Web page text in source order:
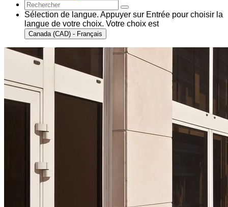
Sélection de langue. Appuyer sur Entrée pour choisir la
langue de votre choix. Votre choix est
Canada (CAD) - Français